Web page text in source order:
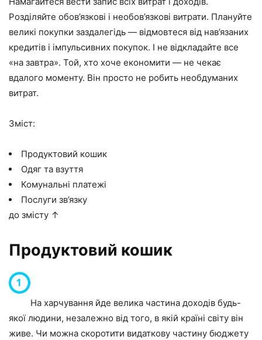
Розділяйте обов’язкові і необов’язкові витрати. Плануйте
великі покупки заздалегідь — відмовтеся від нав’язаних
кредитів і імпульсивних покупок. І не відкладайте все
«на завтра». Той, хто хоче економити — не чекає
вдалого моменту. Він просто не робить необдуманих
витрат.
Зміст:
Продуктовий кошик
Одяг та взуття
Комунальні платежі
Послуги зв’язку
до змісту ↑
Продуктовий кошик
На харчування йде велика частина доходів будь-
якої людини, незалежно від того, в якій країні світу він
живе. Чи можна скоротити видаткову частину бюджету